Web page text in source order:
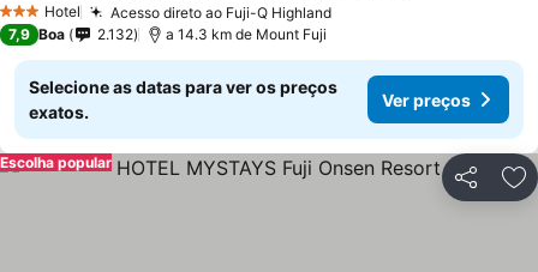
3 EstrelasHotel Acesso direto ao Fuji-Q HighlandVer preços
7,9 Boa 2.132 a 14.3 km de Mount Fuji
Selecione as datas para ver os preços
exatos.
Ver preços
Partilhar
Escolha popular